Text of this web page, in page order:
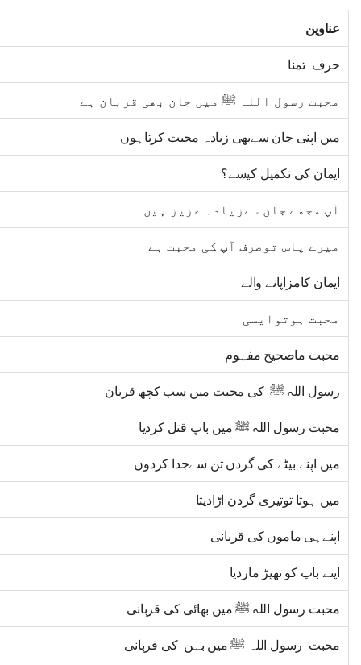
عناوین
حرف تمنا
محبت رسول اللہ ﷺ میں جان بھی قربان ہے
میں اپنی جان سےبھی زیادہ محبت کرتاہوں
ایمان کی تکمیل کیسے؟
آپ مجھے جان سےزیادہ عزیز ہین
میرے پاس توصرف آپ کی محبت ہے
ایمان کامزاپانے والے
محبت ہوتوایسی
محبت ماصحیح مفہوم
رسول اللہ ﷺ کی محبت میں سب کچھ قربان
محبت رسول اللہ ﷺ میں باپ قتل کردیا
میں اپنے بیٹے کی گردن تن سےجدا کردوں
میں ہوتا توتیری گردن اڑادیتا
اپنےہی ماموں کی قربانی
اپنے باپ کو تھپڑ ماردیا
محبت رسول اللہ ﷺ میں بھائی کی قربانی
محبت رسول اللہ ﷺ میں بہن کی قربانی